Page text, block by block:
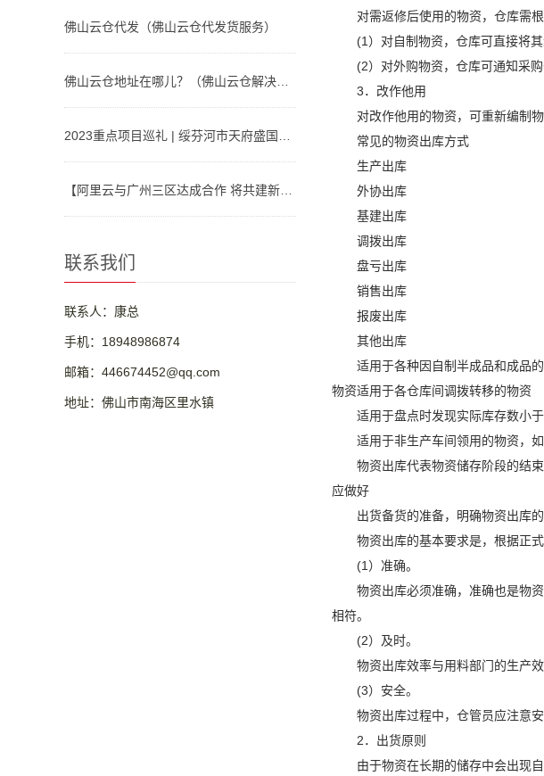
佛山云仓代发（佛山云仓代发货服务）
联系我们
联系人：康总
手机：18948986874
邮箱：446674452@qq.com
地址：佛山市南海区里水镇
对需返修后使用的物资，仓库需
(1）对自制物资，仓库可直接将
(2）对外购物资，仓库可通知采
3．改作他用
对改作他用的物资，可重新编制
常见的物资出库方式
生产出库
外协出库
基建出库
调拨出库
盘亏出库
销售出库
报废出库
其他出库
适用于各种因自制半成品和成品
物资适用于各仓库间调拨转移的物资
适用于盘点时发现实际库存数小
适用于非生产车间领用的物资，
物资出库代表物资储存阶段的结
应做好
出货备货的准备，明确物资出库
物资出库的基本要求是，根据正
(1）准确。
物资出库必须准确，准确也是物
相符。
(2）及时。
物资出库效率与用料部门的生产
(3）安全。
物资出库过程中，仓管员应注意
2．出货原则
由于物资在长期的储存中会出现